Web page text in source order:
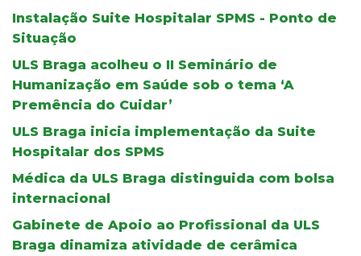
Instalação Suite Hospitalar SPMS - Ponto de
Situação
ULS Braga acolheu o II Seminário de
Humanização em Saúde sob o tema ‘A
Premência do Cuidar’
ULS Braga inicia implementação da Suite
Hospitalar dos SPMS
Médica da ULS Braga distinguida com bolsa
internacional
Gabinete de Apoio ao Profissional da ULS
Braga dinamiza atividade de cerâmica